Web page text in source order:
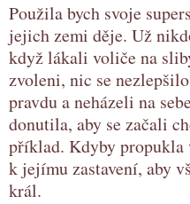
Použila bych svoje
jejich zemi děje. Už
když lákali voliče na
zvoleni, nic se
pravdu a neházeli na
donutila, aby se začali
příklad. Kdyby propukla
k jejímu zastavení, aby
král.